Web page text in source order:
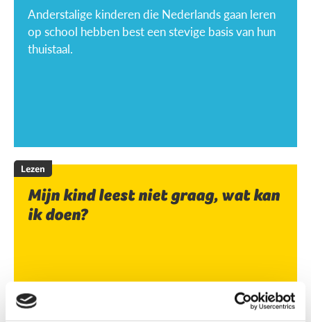
Anderstalige kinderen die Nederlands gaan leren
op school hebben best een stevige basis van hun
thuistaal.
Lezen
Mijn kind leest niet graag, wat kan
ik doen?